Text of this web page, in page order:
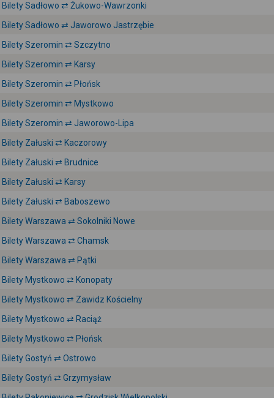
Bilety Sadłowo ⇄ Żukowo-Wawrzonki
Bilety Sadłowo ⇄ Jaworowo Jastrzębie
Bilety Szeromin ⇄ Szczytno
Bilety Szeromin ⇄ Karsy
Bilety Szeromin ⇄ Płońsk
Bilety Szeromin ⇄ Mystkowo
Bilety Szeromin ⇄ Jaworowo-Lipa
Bilety Załuski ⇄ Kaczorowy
Bilety Załuski ⇄ Brudnice
Bilety Załuski ⇄ Karsy
Bilety Załuski ⇄ Baboszewo
Bilety Warszawa ⇄ Sokolniki Nowe
Bilety Warszawa ⇄ Chamsk
Bilety Warszawa ⇄ Pątki
Bilety Mystkowo ⇄ Konopaty
Bilety Mystkowo ⇄ Zawidz Kościelny
Bilety Mystkowo ⇄ Raciąż
Bilety Mystkowo ⇄ Płońsk
Bilety Gostyń ⇄ Ostrowo
Bilety Gostyń ⇄ Grzymysław